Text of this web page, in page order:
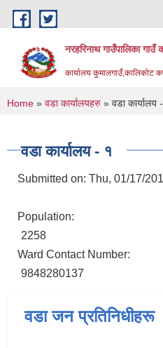
Skip to main content
नरहरिनाथ गाउँपालिका गाउँ
कार्यालय कुमालगाउँ,कालिकोट
You are here
Home » वडा कार्यालयहरु » वडा कार्यालय
वडा कार्यालय - १
Submitted on: Thu, 01/17/
Population:
2258
Ward Contact Number:
9848280137
वडा जन प्रतिनिधीहरू